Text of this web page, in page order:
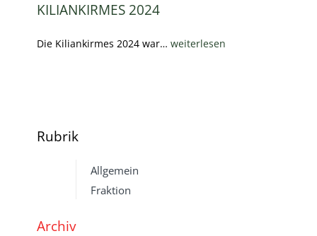
KILIANKIRMES 2024
Die Kiliankirmes 2024 war…weiterlesen
Rubrik
Allgemein
Fraktion
Archiv